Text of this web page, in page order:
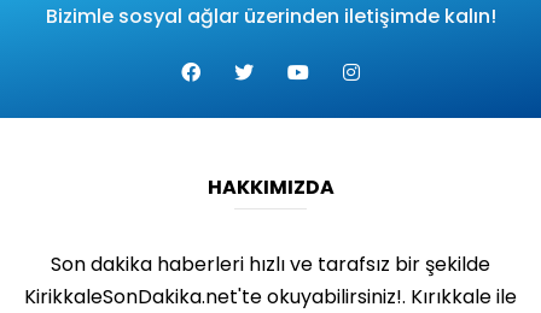
Bizimle sosyal ağlar üzerinden iletişimde kalın!
HAKKIMIZDA
Son dakika haberleri hızlı ve tarafsız bir şekilde
KirikkaleSonDakika.net'te okuyabilirsiniz!. Kırıkkale ile